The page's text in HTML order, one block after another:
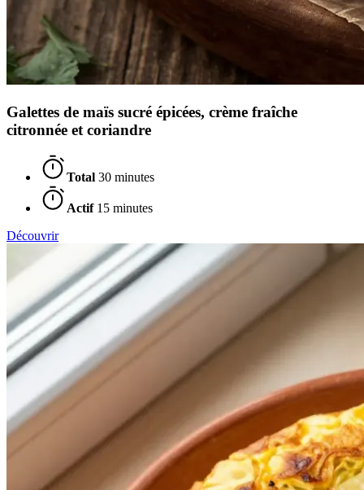
Galettes de maïs sucré épicées, crème fraîche
citronnée et coriandre
Total 30 minutes
Actif15 minutes
Découvrir